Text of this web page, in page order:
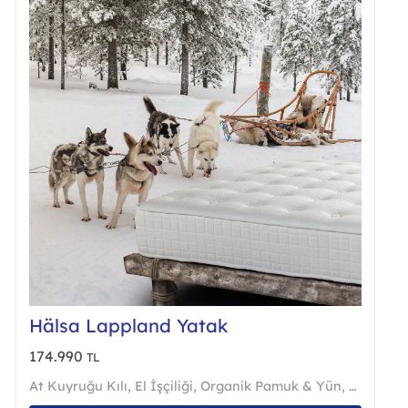
ürün
Hälsa Lappland Yatak
174.990TL
At Kuyruğu Kılı, El İşçiliği,Organik Pamuk & Yün, Pure